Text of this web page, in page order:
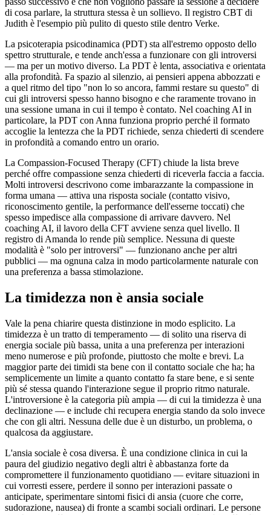
di cosa parlare, la struttura stessa è un sollievo. Il registro CBT di
Judith è l'esempio più pulito di questo stile dentro Verke.
La psicoterapia psicodinamica (PDT) sta all'estremo opposto dello
spettro strutturale, e tende anch'essa a funzionare con gli introversi
— ma per un motivo diverso. La PDT è lenta, associativa e orientata
alla profondità. Fa spazio al silenzio, ai pensieri appena abbozzati e
a quel ritmo del tipo "non lo so ancora, fammi restare su questo" di
cui gli introversi spesso hanno bisogno e che raramente trovano in
una sessione umana in cui il tempo è contato. Nel coaching AI in
particolare, la PDT con Anna funziona proprio perché il formato
accoglie la lentezza che la PDT richiede, senza chiederti di scendere
in profondità a comando entro un orario.
La Compassion-Focused Therapy (CFT) chiude la lista breve
perché offre compassione senza chiederti di riceverla faccia a faccia.
Molti introversi descrivono come imbarazzante la compassione in
forma umana — attiva una risposta sociale (contatto visivo,
riconoscimento gentile, la performance dell'esserne toccati) che
spesso impedisce alla compassione di arrivare davvero. Nel
coaching AI, il lavoro della CFT avviene senza quel livello. Il
registro di Amanda lo rende più semplice. Nessuna di queste
modalità è "solo per introversi" — funzionano anche per altri
pubblici — ma ognuna calza in modo particolarmente naturale con
una preferenza a bassa stimolazione.
La timidezza non è ansia sociale
Vale la pena chiarire questa distinzione in modo esplicito. La
timidezza è un tratto di temperamento — di solito una riserva di
energia sociale più bassa, unita a una preferenza per interazioni
meno numerose e più profonde, piuttosto che molte e brevi. La
maggior parte dei timidi sta bene con il contatto sociale che ha; ha
semplicemente un limite a quanto contatto fa stare bene, e si sente
più sé stessa quando l'interazione segue il proprio ritmo naturale.
L'introversione è la categoria più ampia — di cui la timidezza è una
declinazione — e include chi recupera energia stando da solo invece
che con gli altri. Nessuna delle due è un disturbo, un problema, o
qualcosa da aggiustare.
L'ansia sociale è cosa diversa. È una condizione clinica in cui la
paura del giudizio negativo degli altri è abbastanza forte da
compromettere il funzionamento quotidiano — evitare situazioni in
cui vorresti essere, perdere il sonno per interazioni passate o
anticipate, sperimentare sintomi fisici di ansia (cuore che corre,
sudorazione, nausea) di fronte a scambi sociali ordinari. Le persone